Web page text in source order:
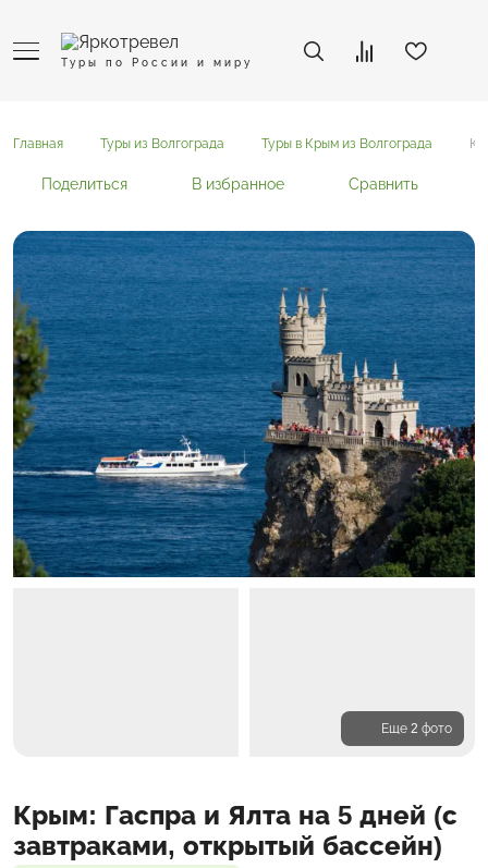
Туры по России и миру
Главная Туры из Волгограда Туры в Крым из Волгограда
Поделиться В избранное Сравнить
Еще 2 фото
Программа Проживание Входит в стоимость
Крым: Гаспра и Ялта на 5 дней (с
завтраками, открытый бассейн)